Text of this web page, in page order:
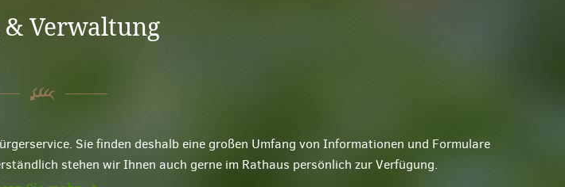
Verwaltung
Sie finden deshalb eine großen Umfang von Informationen und Formulare
stehen wir Ihnen auch gerne im Rathaus persönlich zur Verfügung.